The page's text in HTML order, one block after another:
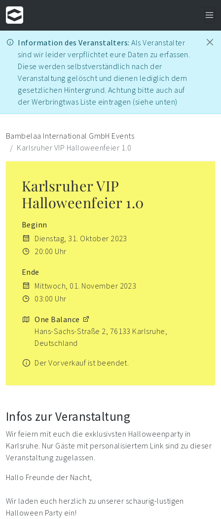
Information des Veranstalters: Als Veranstalter
sind wir leider verpflichtet eure Daten zu erfassen.
Diese werden selbstverständlich nach der
Veranstaltung gelöscht und dienen lediglich dem
gesetzlichen Hintergrund. Achtung bitte auch auf
der Werbringtwas Liste eintragen (siehe unten)
Bambelaa International GmbH Events
Karlsruher VIP Halloweenfeier 1.0
Karlsruher VIP
Halloweenfeier 1.0
Beginn
Dienstag, 31. Oktober 2023
20:00 Uhr
Ende
Mittwoch, 01. November 2023
03:00 Uhr
One Balance
Hans-Sachs-Straße 2, 76133 Karlsruhe,
Deutschland
Der Vorverkauf ist beendet.
Infos zur Veranstaltung
Wir feiern mit euch die exklusivsten Halloweenparty in
Karlsruhe. Nur Gäste mit personalisiertem Link sind zu dieser
Veranstaltung zugelassen.
Hallo Freunde der Nacht,
Wir laden euch herzlich zu unserer schaurig-lustigen
Halloween Party ein!